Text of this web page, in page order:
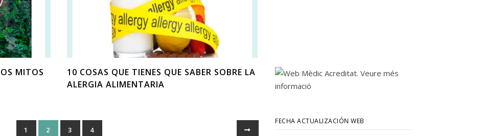
MITOS
10 COSAS QUE TIENES QUE SABER SOBRE LA
ALERGIA ALIMENTARIA
1 2 3 4
FECHA ACTUALIZACIÓN WEB